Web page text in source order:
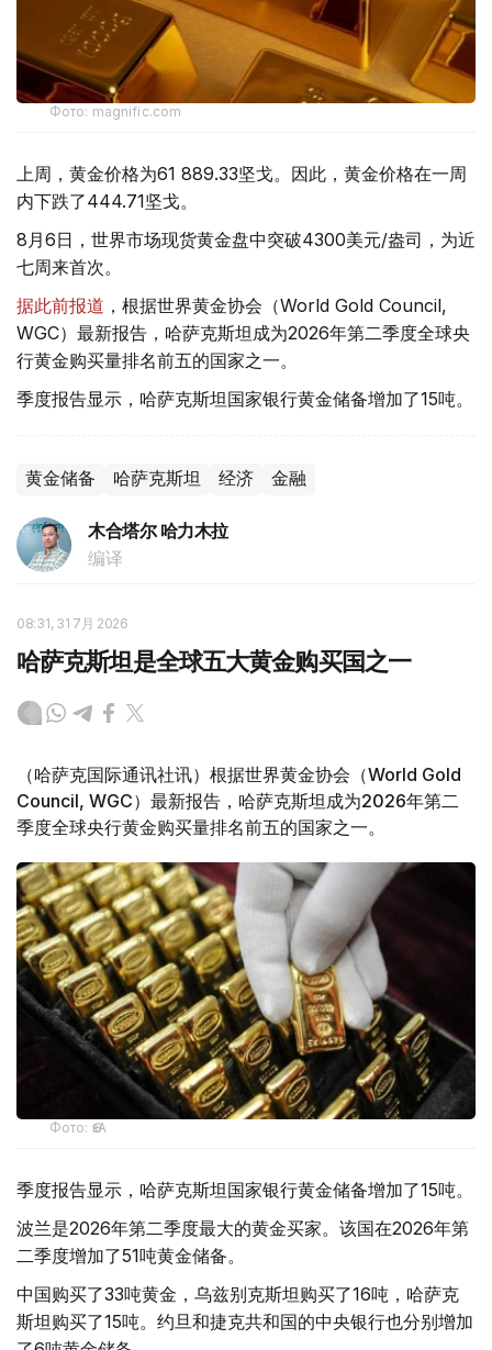
Фото: magnific.com
上周，黄金价格为61 889.33坚戈。因此，黄金价格在一周
内下跌了444.71坚戈。
8月6日，世界市场现货黄金盘中突破4300美元/盎司，为近
七周来首次。
据此前报道 ，根据世界黄金协会（World Gold Council,
WGC）最新报告，哈萨克斯坦成为2026年第二季度全球央
行黄金购买量排名前五的国家之一。
季度报告显示，哈萨克斯坦国家银行黄金储备增加了15吨。
黄金储备 哈萨克斯坦 经济 金融
木合塔尔 哈力木拉
编译
08:31, 31 7月 2026
哈萨克斯坦是全球五大黄金购买国之一
（哈萨克国际通讯社讯）根据世界黄金协会（World Gold
Council, WGC）最新报告，哈萨克斯坦成为2026年第二
季度全球央行黄金购买量排名前五的国家之一。
Фото: ӨзА
季度报告显示，哈萨克斯坦国家银行黄金储备增加了15吨。
波兰是2026年第二季度最大的黄金买家。该国在2026年第
二季度增加了51吨黄金储备。
中国购买了33吨黄金，乌兹别克斯坦购买了16吨，哈萨克
斯坦购买了15吨。约旦和捷克共和国的中央银行也分别增加